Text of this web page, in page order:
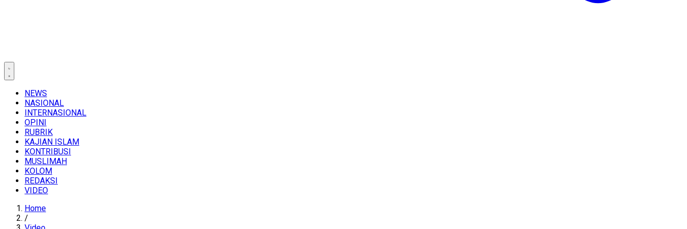
NEWS
NASIONAL
INTERNASIONAL
OPINI
RUBRIK
KAJIAN ISLAM
KONTRIBUSI
MUSLIMAH
KOLOM
REDAKSI
VIDEO
Home
/